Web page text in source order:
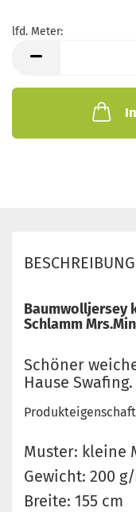
lfd. Meter:
Meter
BESCHREIBUNG
Baumwolljersey
Schlamm
Schöner
Hause
Muster: kleine
Gewicht: 200 g/
Breite: 155 cm